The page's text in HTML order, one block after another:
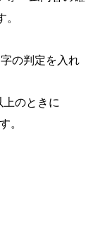
の判定を入れ
上のときに
。